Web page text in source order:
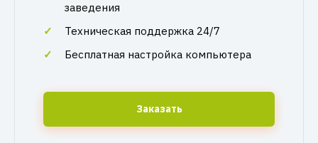
заведения
Техническая поддержка 24/7
Бесплатная настройка компьютера
Заказать